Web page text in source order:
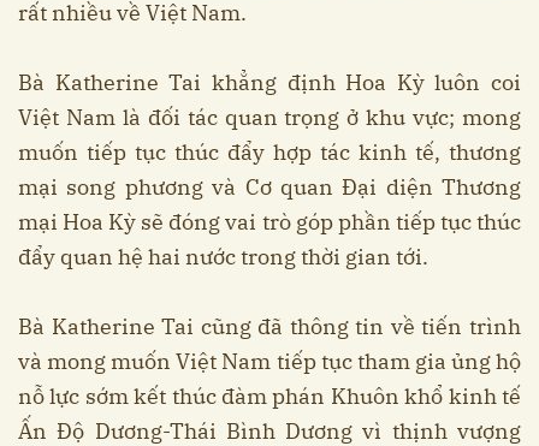
rất nhiều về Việt Nam.
Bà Katherine Tai khẳng định Hoa Kỳ luôn coi
Việt Nam là đối tác quan trọng ở khu vực; mong
muốn tiếp tục thúc đẩy hợp tác kinh tế, thương
mại song phương và Cơ quan Đại diện Thương
mại Hoa Kỳ sẽ đóng vai trò góp phần tiếp tục thúc
đẩy quan hệ hai nước trong thời gian tới.
Bà Katherine Tai cũng đã thông tin về tiến trình
và mong muốn Việt Nam tiếp tục tham gia ủng hộ
nỗ lực sớm kết thúc đàm phán Khuôn khổ kinh tế
Ấn Độ Dương-Thái Bình Dương vì thịnh vượng